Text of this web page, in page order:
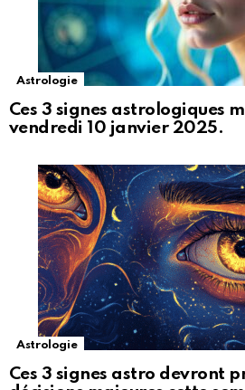
Astrologie
Ces 3 signes astrologiques
vendredi 10 janvier 2025.
Astrologie
Ces 3 signes astro devront